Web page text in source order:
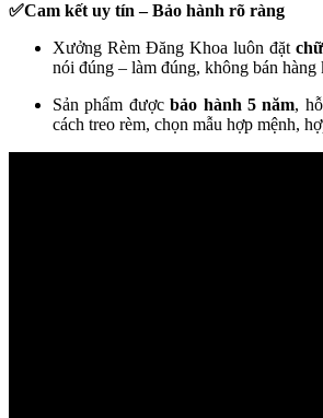
✅Cam kết uy tín – Bảo hành rõ ràng
Xưởng Rèm Đăng Khoa luôn đặt
nói đúng – làm đúng, không bán hàng
Sản phẩm đượcbảo hành 5 năm,
cách treo rèm, chọn mẫu hợp mệnh,